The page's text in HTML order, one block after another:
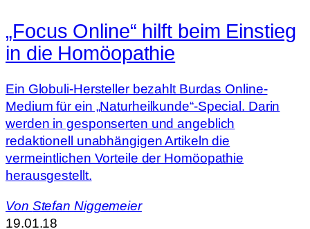
„Focus Online“ hilft beim Einstieg
in die Homöopathie
Ein Globuli-Hersteller bezahlt Burdas Online-
Medium für ein „Naturheilkunde“-Special. Darin
werden in gesponserten und angeblich
redaktionell unabhängigen Artikeln die
vermeintlichen Vorteile der Homöopathie
herausgestellt.
Von Stefan Niggemeier
19.01.18